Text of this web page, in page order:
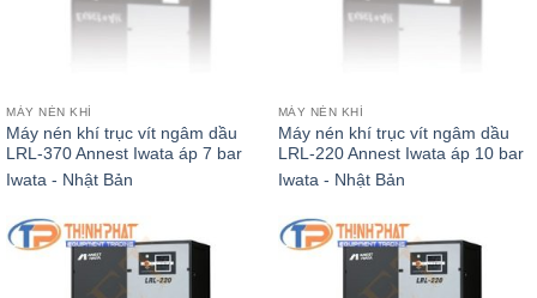
MÁY NÉN KHÍ
Máy nén khí trục vít ngâm dầu
LRL-370 Annest Iwata áp 7 bar
Iwata - Nhật Bản
MÁY NÉN KHÍ
Máy nén khí trục vít ngâm dầu
LRL-220 Annest Iwata áp 10 bar
Iwata - Nhật Bản